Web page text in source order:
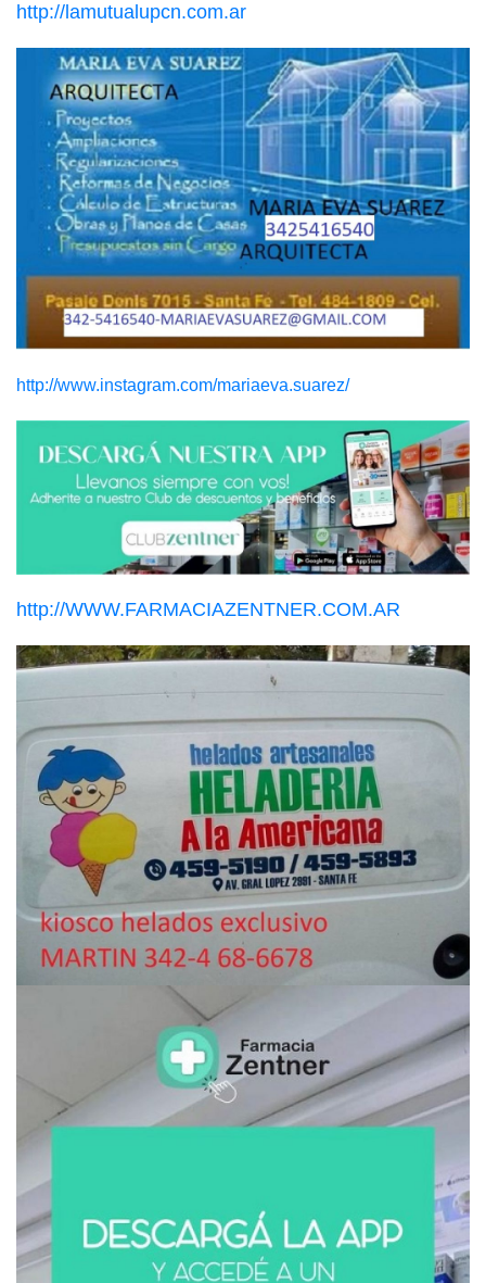
http://lamutualupcn.com.ar
http://www.instagram.com/mariaeva.suarez/
http://WWW.FARMACIAZENTNER.COM.AR